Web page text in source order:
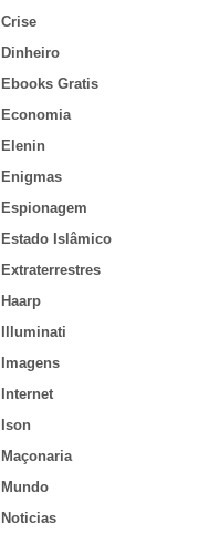
Crise
Dinheiro
Ebooks Gratis
Economia
Elenin
Enigmas
Espionagem
Estado Islâmico
Extraterrestres
Haarp
Illuminati
Imagens
Internet
Ison
Maçonaria
Mundo
Noticias